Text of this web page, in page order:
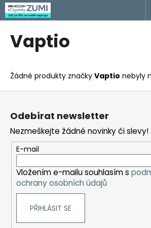
Přejít
na
obsah
Vaptio
Žádné produkty značky Vaptio nebyly
K
o
o
p
o
t
ř
e
b
e
Z
Odebírat newsletter
Nezmeškejte žádné novinky či slevy!
E-mail
Vložením e-mailu souhlasím s
ochrany osobních údajů
PŘIHLÁSIT SE